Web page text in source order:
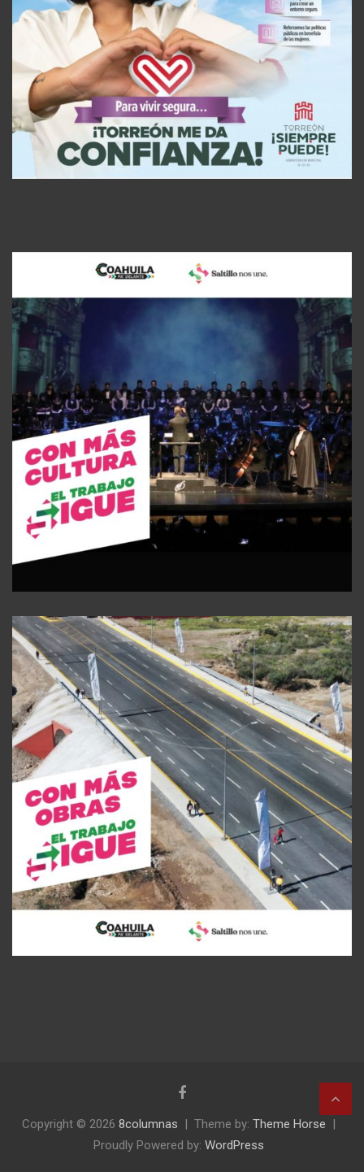
Copyright © 2026 8columnas Theme by: Theme Horse
Proudly Powered by: WordPress